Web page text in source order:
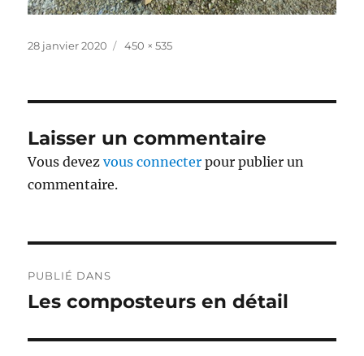
Publié
28 janvier 2020
Taille
450 × 535
Laisser un commentaire
Vous devezvous connecter pour publier un
commentaire.
de
PUBLIÉ DANS
Les composteurs en détail